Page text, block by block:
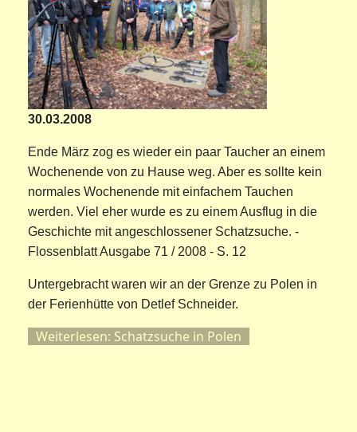
30.03.2008
Ende März zog es wieder ein paar Taucher an einem
Wochenende von zu Hause weg. Aber es sollte kein
normales Wochenende mit einfachem Tauchen
werden. Viel eher wurde es zu einem Ausflug in die
Geschichte mit angeschlossener Schatzsuche. -
Flossenblatt Ausgabe 71 / 2008 - S. 12
Untergebracht waren wir an der Grenze zu Polen in
der Ferienhütte von Detlef Schneider.
Weiterlesen: Schatzsuche in Polen